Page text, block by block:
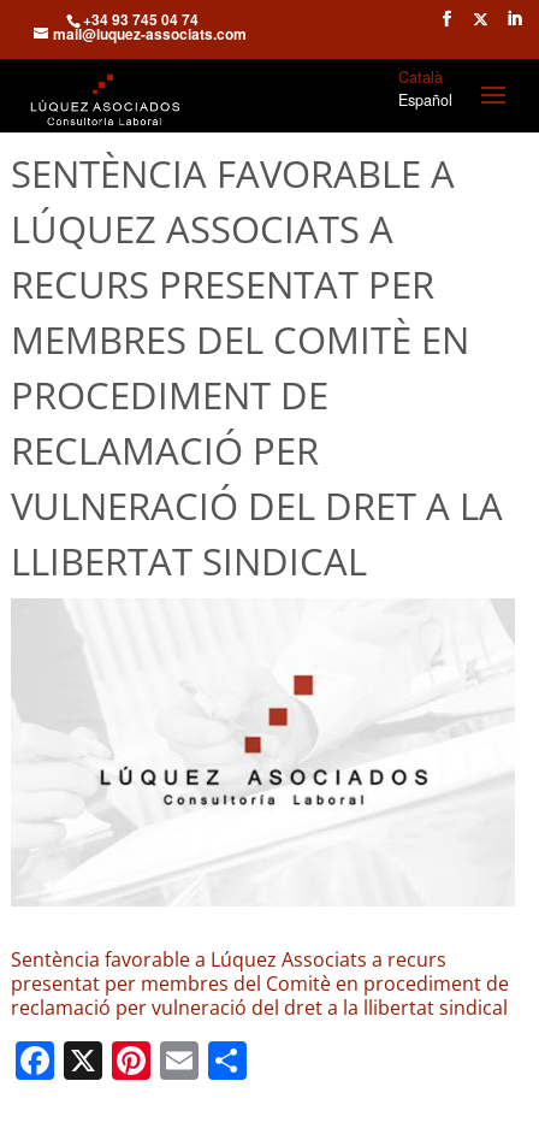
+34 93 745 04 74
mail@luquez-associats.com
Català
Español
SENTÈNCIA FAVORABLE A
LÚQUEZ ASSOCIATS A
RECURS PRESENTAT PER
MEMBRES DEL COMITÈ EN
PROCEDIMENT DE
RECLAMACIÓ PER
VULNERACIÓ DEL DRET A LA
LLIBERTAT SINDICAL
Sentència favorable a Lúquez Associats a recurs
presentat per membres del Comitè en procediment de
reclamació per vulneració del dret a la llibertat sindical
F
a
X Pi
nt
E
m
C